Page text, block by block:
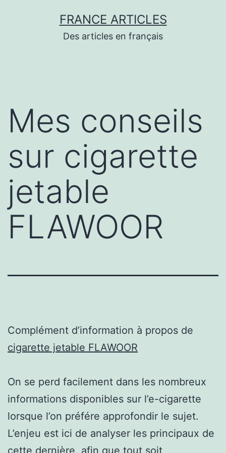
FRANCE ARTICLES
Des articles en français
Mes conseils
sur cigarette
jetable
FLAWOOR
Complément d’information à propos de
cigarette jetable FLAWOOR
On se perd facilement dans les nombreux
informations disponibles sur l’e-cigarette
lorsque l’on préfére approfondir le sujet.
L’enjeu est ici de analyser les principaux de
cette dernière, afin que tout soit